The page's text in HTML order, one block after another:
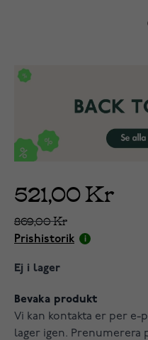
521,00 Kr
869,00 Kr
Prishistorik
Ej i lager
Bevaka produkt
Vi kan kontakta er per
lager igen. Prenumerera